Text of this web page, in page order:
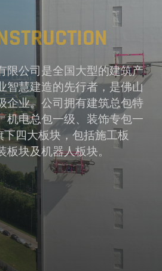
限公司是全国大型的建筑产
智慧建造的先行者，是佛山
企业。公司拥有建筑总包特
机电总包一级、装饰专包一
四大板块，包括施工板
块及机器人板块。